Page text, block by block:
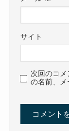
サイト
次回のコ
の名前、メ